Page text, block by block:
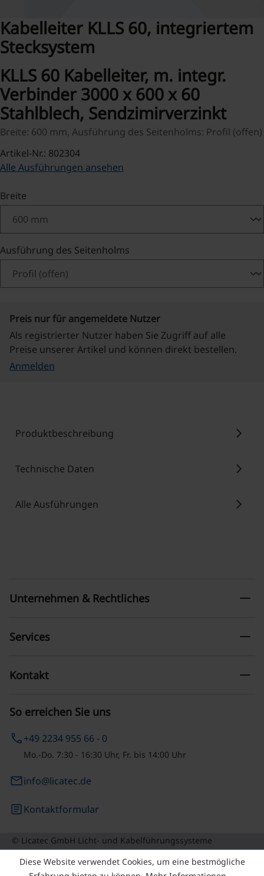
Kabelleiter KLLS 60, integriertem
Stecksystem
KLLS 60 Kabelleiter, m. integr.
Verbinder 3000 x 600 x 60
Stahlblech, Sendzimirverzinkt
Breite: 600 mm, Ausführung des Seitenholms: Profil (offen)
Artikel-Nr.: 802304
Alle Ausführungen ansehen
Breite
Ausführung des Seitenholms
Preis nur für angemeldete Nutzer
Als registrierter Nutzer haben Sie Zugriff auf alle
Preise unserer Artikel und können direkt bestellen.
Anmelden
Produktbeschreibung chevron_right
Technische Daten chevron_right
Alle Ausführungen chevron_right
So erreichen Sie uns
phone+49 2234 955 66 - 0
Mo.-Do. 7:30 - 16:30 Uhr, Fr. bis 14:00 Uhr
emailinfo@licatec.de
articleKontaktformular
Unternehmen & Rechtliches remove
Services remove
Kontakt remove
© Licatec GmbH Licht- und Kabelführungssysteme
Diese Website verwendet Cookies, um eine bestmögliche